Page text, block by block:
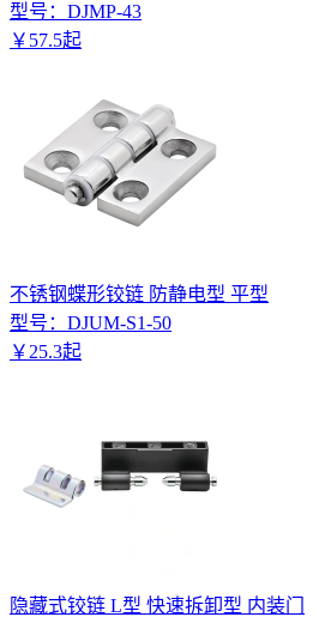
型号： DJMP-43
￥ 57.5起
不锈钢蝶形铰链 防静电型 平型
型号： DJUM-S1-50
￥ 25.3起
隐藏式铰链 L型 快速拆卸型 内装门